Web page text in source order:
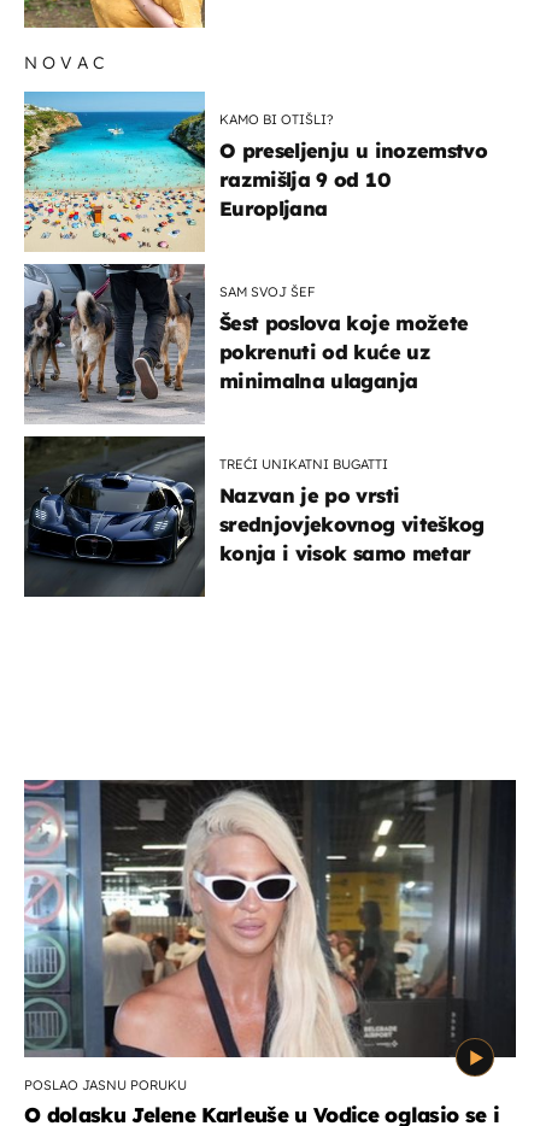
NOVAC
KAMO BI OTIŠLI?
O preseljenju u inozemstvo
razmišlja 9 od 10
Europljana
SAM SVOJ ŠEF
Šest poslova koje možete
pokrenuti od kuće uz
minimalna ulaganja
TREĆI UNIKATNI BUGATTI
Nazvan je po vrsti
srednjovjekovnog viteškog
konja i visok samo metar
POSLAO JASNU PORUKU
O dolasku Jelene Karleuše u Vodice oglasio se i